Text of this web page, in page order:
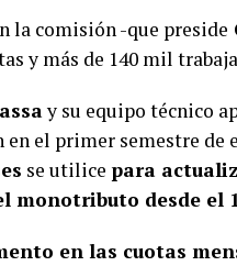
la comisión -que preside
y más de 140 mil
y su equipo técnico
en el primer semestre de
se utilice para
desde el
en las cuotas